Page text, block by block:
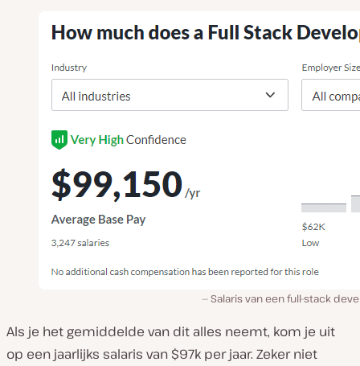
Salaris van een full-stack
Als je het gemiddelde van dit alles neemt, kom je uit
op een jaarlijks salaris van $97k per jaar. Zeker niet